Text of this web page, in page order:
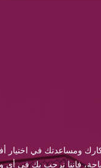
ومساعدتك في اختيار
فإننا نرحب بك في